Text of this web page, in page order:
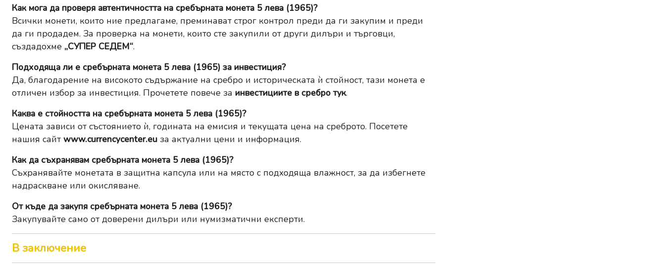
Как мога да проверя автентичността на сребърната монета 5 лева (1965)?
Всички монети, които ние предлагаме, преминават строг контрол преди да ги закупим и преди
да ги продадем. За проверка на монети, които сте закупили от други дилъри и търговци,
създадохме „СУПЕР СЕДЕМ“.
Подходяща ли е сребърната монета 5 лева (1965) за инвестиция?
Да, благодарение на високото съдържание на сребро и историческата ѝ стойност, тази монета е
отличен избор за инвестиция. Прочетете повече за инвестициите в сребро тук.
Каква е стойността на сребърната монета 5 лева (1965)?
Цената зависи от състоянието ѝ, годината на емисия и текущата цена на среброто. Посетете
нашия сайт www.currencycenter.eu за актуални цени и информация.
Как да съхранявам сребърната монета 5 лева (1965)?
Съхранявайте монетата в защитна капсула или на място с подходяща влажност, за да избегнете
надраскване или окисляване.
От къде да закупя сребърната монета 5 лева (1965)?
Закупувайте само от доверени дилъри или нумизматични експерти.
В заключение